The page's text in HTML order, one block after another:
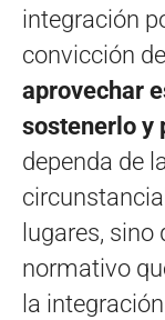
integración
convicción
aprovechar
sostenerlo y
dependa de
lugares,
normativo
la